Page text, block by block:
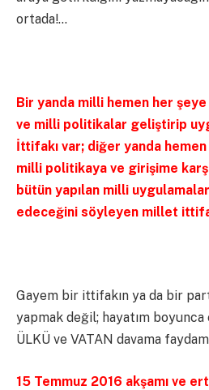
ortada!…
Bir yanda milli hemen her şeye
ve milli politikalar geliştirip
İttifakı var; diğer yanda hemen
milli politikaya ve girişime
bütün yapılan milli
edeceğini söyleyen millet
Gayem bir ittifakın ya da bir
yapmak değil; hayatım boyunca
ÜLKÜ ve VATAN davama
15 Temmuz 2016 akşamı ve